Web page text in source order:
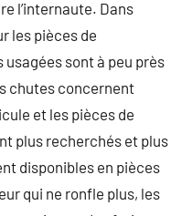
l’internaute. Dans
les pièces de
sont à peu près
chutes concernent
et les pièces de
plus recherchés et plus
disponibles en pièces
qui ne ronfle plus, les